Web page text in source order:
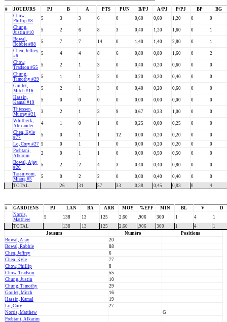
# JOUEURS PJ B A PTS PUN B/PJ A/PJ P/PJ BP
BG
Chow,
Phillip #8
5 3 3 6 0 0,60 0,60 1,20 0
0
Chung,
Justin #10
5 2 6 8 3 0,40 1,20 1,60 0
1
Bowal,
Robbie #88
5 7 7 14 0 1,40 1,40 2,80 0
1
Chen, Jeffrey
#6
5 4 4 8 6 0,80 0,80 1,60 0
2
Chow,
Tradson #55
5 2 1 3 0 0,40 0,20 0,60 0
0
Chung,
Timothy #29 5 1 1 2 0 0,20 0,20 0,40 0
0
Goulet,
Mitch #16
5 2 1 3 0 0,40 0,20 0,60 0
0
Hassin,
Kamal #19
5 0 0 0 0 0,00 0,00 0,00 0
0
Thiessen,
Murray #21
3 2 1 3 9 0,67 0,33 1,00 0
0
Whitbeck,
Alexander
4 1 0 1 0 0,25 0,00 0,25 0
0
Chen, Kyle
#77
5 0 1 1 12 0,00 0,20 0,20 0
0
Lo, Cory #27 5 0 1 1 0 0,00 0,20 0,20 0
0
Prebtani,
Alkarim
2 0 1 1 0 0,00 0,50 0,50 0
0
Bowal, Ajay
#20
5 2 2 4 3 0,40 0,40 0,80 0
0
Tassniyom,
Miang #5
5 0 2 2 0 0,00 0,40 0,40 0
0
TOTAL
26 31 57 33 0,38 0,45 0,83 0 4
# GARDIENS PJ LAN BA ARR MOY %EFF MIN BL V
D
Norris,
Matthew
5 138 13 125 2.60 ,906 300 1 4
1
TOTAL
138 13 125 2.60 ,906 300 1 4
1
Joueurs
Numéro
Positions
Bowal, Ajay
20
Bowal, Robbie
88
Chen, Jeffrey
6
Chen, Kyle
77
Chow, Phillip
8
Chow, Tradson
55
Chung, Justin
10
Chung, Timothy
29
Goulet, Mitch
16
Hassin, Kamal
19
Lo, Cory
27
Norris, Matthew
G
Prebtani, Alkarim